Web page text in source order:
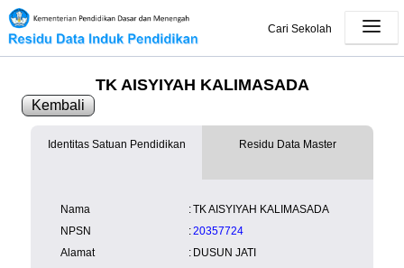
Cari Sekolah
TK AISYIYAH KALIMASADA
Kembali
Identitas Satuan Pendidikan
Nama :TK AISYIYAH KALIMASADA
NPSN
:20357724
Alamat
: DUSUN JATI
Residu Data Master